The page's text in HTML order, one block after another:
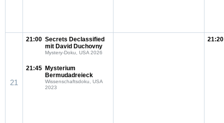
21
21:00 Secrets Declassified
mit David Duchovny
Mystery-Doku, USA 2026
21:45 Mysterium
Bermudadreieck
Wissenschaftsdoku, USA
2023
21:20